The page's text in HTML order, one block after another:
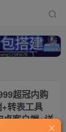
超冠内购
转表工具
卓客户端+详